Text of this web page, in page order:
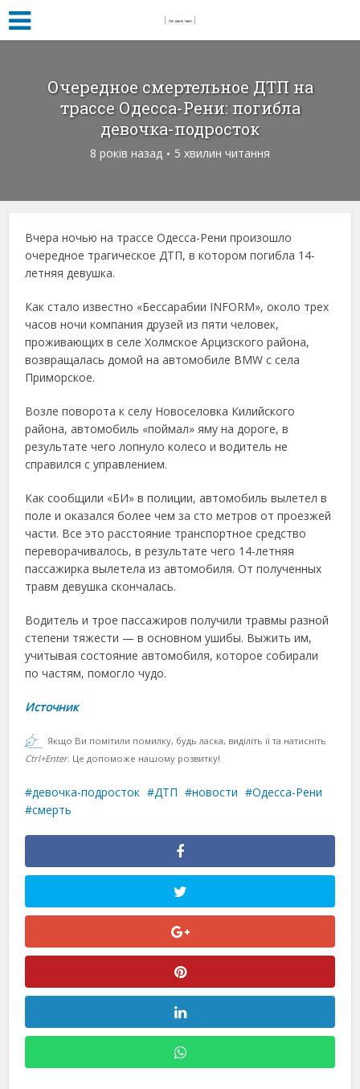
Очередное смертельное ДТП на
трассе Одесса-Рени: погибла
девочка-подросток
8 років назад 5 хвилин читання
Вчера ночью на трассе Одесса-Рени произошло
очередное трагическое ДТП, в котором погибла 14-
летняя девушка.
Как стало известно «Бессарабии INFORM», около трех
часов ночи компания друзей из пяти человек,
проживающих в селе Холмское Арцизского района,
возвращалась домой на автомобиле BMW с села
Приморское.
Возле поворота к селу Новоселовка Килийского
района, автомобиль «поймал» яму на дороге, в
результате чего лопнуло колесо и водитель не
справился с управлением.
Как сообщили «БИ» в полиции, автомобиль вылетел в
поле и оказался более чем за сто метров от проезжей
части. Все это расстояние транспортное средство
переворачивалось, в результате чего 14-летняя
пассажирка вылетела из автомобиля. От полученных
травм девушка скончалась.
Водитель и трое пассажиров получили травмы разной
степени тяжести — в основном ушибы. Выжить им,
учитывая состояние автомобиля, которое собирали
по частям, помогло чудо.
Источник
Якщо Ви помітили помилку, будь ласка, виділіть її та натисніть
Ctrl+Enter. Це допоможе нашому розвитку!
девочка-подросток ДТП новости
Одесса-Рени
смерть